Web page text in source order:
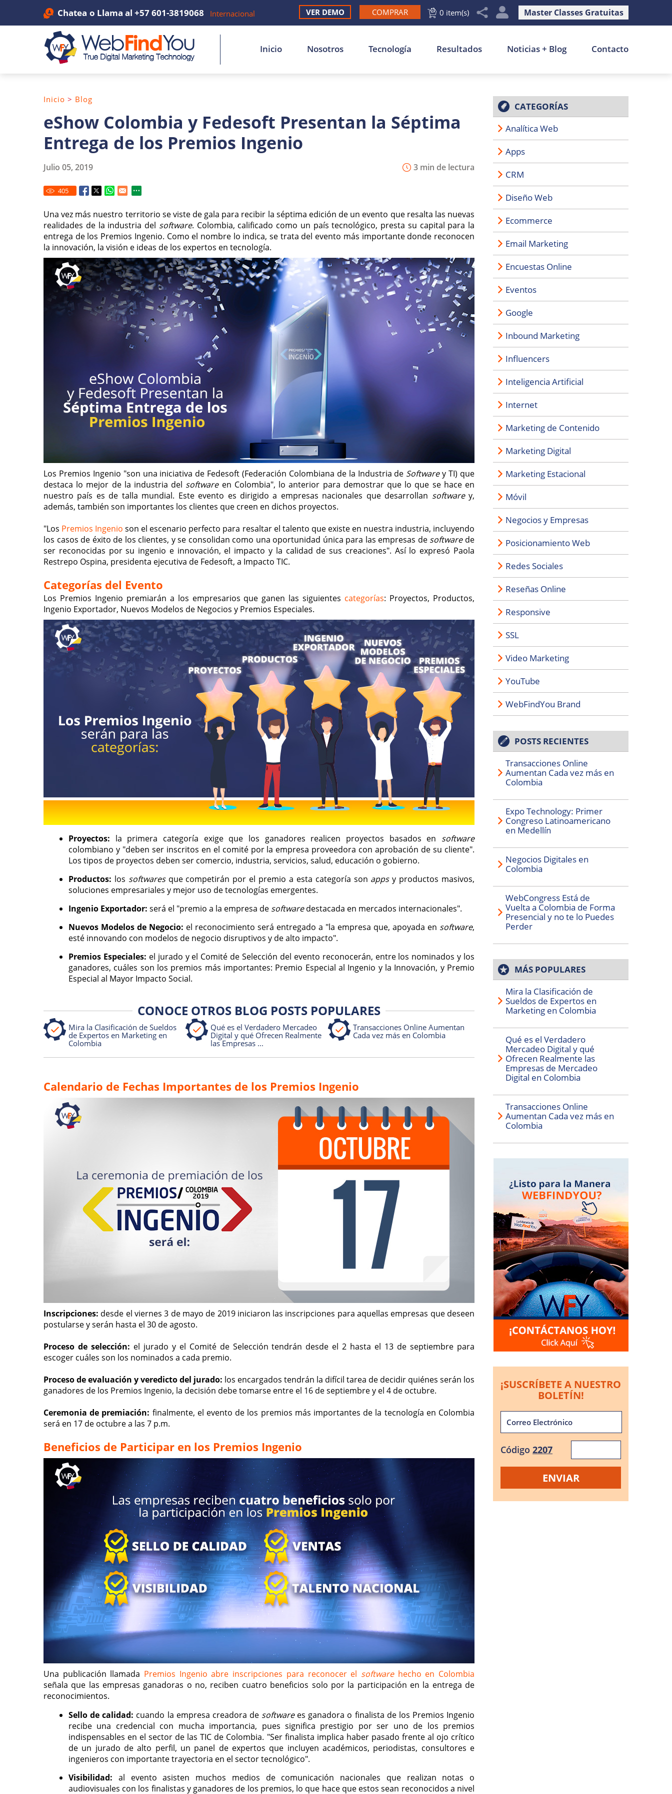
Chatea o Llama al +57 601-3819068 Internacional Master Classes Gratuitas
0 item(s)
COMPRAR
VER DEMO
Inicio Nosotros Tecnología Resultados Noticias + Blog Contacto
eShow Colombia y Fedesoft Presentan la Séptima
Entrega de los Premios Ingenio
Inicio > Blog
3 min de lectura
Julio 05, 2019
405
Una vez más nuestro territorio se viste de gala para recibir la séptima edición de un evento que resalta las nuevas
realidades de la industria del software. Colombia, calificado como un país tecnológico, presta su capital para la
entrega de los Premios Ingenio. Como el nombre lo indica, se trata del evento más importante donde reconocen
la innovación, la visión e ideas de los expertos en tecnología.
Los Premios Ingenio "son una iniciativa de Fedesoft (Federación Colombiana de la Industria de Softwarey TI) que
destaca lo mejor de la industria del softwareen Colombia", lo anterior para demostrar que lo que se hace en
nuestro país es de talla mundial. Este evento es dirigido a empresas nacionales que desarrollan softwarey,
además, también son importantes los clientes que creen en dichos proyectos.
"Los Premios Ingenio son el escenario perfecto para resaltar el talento que existe en nuestra industria, incluyendo
los casos de éxito de los clientes, y se consolidan como una oportunidad única para las empresas de softwarede
ser reconocidas por su ingenio e innovación, el impacto y la calidad de sus creaciones". Así lo expresó Paola
Restrepo Ospina, presidenta ejecutiva de Fedesoft, a Impacto TIC.
Categorías del Evento
Los Premios Ingenio premiarán a los empresarios que ganen las siguientes categorías: Proyectos, Productos,
Ingenio Exportador, Nuevos Modelos de Negocios y Premios Especiales.
Proyectos: la primera categoría exige que los ganadores realicen proyectos basados en software
colombiano y "deben ser inscritos en el comité por la empresa proveedora con aprobación de su cliente".
Los tipos de proyectos deben ser comercio, industria, servicios, salud, educación o gobierno.
Productos: los softwaresque competirán por el premio a esta categoría son appsy productos masivos,
soluciones empresariales y mejor uso de tecnologías emergentes.
Ingenio Exportador: será el "premio a la empresa de softwaredestacada en mercados internacionales".
Nuevos Modelos de Negocio: el reconocimiento será entregado a "la empresa que, apoyada en software,
esté innovando con modelos de negocio disruptivos y de alto impacto".
Premios Especiales: el jurado y el Comité de Selección del evento reconocerán, entre los nominados y los
ganadores, cuáles son los premios más importantes: Premio Especial al Ingenio y la Innovación, y Premio
Especial al Mayor Impacto Social.
CONOCE OTROS BLOG POSTS POPULARES
Mira la Clasificación de Sueldos
de Expertos en Marketing en
Colombia
Qué es el Verdadero Mercadeo
Digital y qué Ofrecen Realmente
las Empresas ...
Transacciones Online Aumentan
Cada vez más en Colombia
Calendario de Fechas Importantes de los Premios Ingenio
Inscripciones: desde el viernes 3 de mayo de 2019 iniciaron las inscripciones para aquellas empresas que deseen
postularse y serán hasta el 30 de agosto.
Proceso de selección: el jurado y el Comité de Selección tendrán desde el 2 hasta el 13 de septiembre para
escoger cuáles son los nominados a cada premio.
Proceso de evaluación y veredicto del jurado: los encargados tendrán la difícil tarea de decidir quiénes serán los
ganadores de los Premios Ingenio, la decisión debe tomarse entre el 16 de septiembre y el 4 de octubre.
Ceremonia de premiación: finalmente, el evento de los premios más importantes de la tecnología en Colombia
será en 17 de octubre a las 7 p.m.
Beneficios de Participar en los Premios Ingenio
Una publicación llamada Premios Ingenio abre inscripciones para reconocer el softwarehecho en Colombia
señala que las empresas ganadoras o no, reciben cuatro beneficios solo por la participación en la entrega de
reconocimientos.
Sello de calidad: cuando la empresa creadora de softwarees ganadora o finalista de los Premios Ingenio
recibe una credencial con mucha importancia, pues significa prestigio por ser uno de los premios
indispensables en el sector de las TIC de Colombia. "Ser finalista implica haber pasado frente al ojo crítico
de un jurado de alto perfil, un panel de expertos que incluyen académicos, periodistas, consultores e
ingenieros con importante trayectoria en el sector tecnológico".
Visibilidad: al evento asisten muchos medios de comunicación nacionales que realizan notas o
audiovisuales con los finalistas y ganadores de los premios, lo que hace que estos sean reconocidos a nivel
CATEGORÍAS
Analítica Web
Apps
CRM
Diseño Web
Ecommerce
Email Marketing
Encuestas Online
Eventos
Google
Inbound Marketing
Influencers
Inteligencia Artificial
Internet
Marketing de Contenido
Marketing Digital
Marketing Estacional
Móvil
Negocios y Empresas
Posicionamiento Web
Redes Sociales
Reseñas Online
Responsive
SSL
Video Marketing
YouTube
WebFindYou Brand
POSTS RECIENTES
Transacciones Online
Aumentan Cada vez más en
Colombia
Expo Technology: Primer
Congreso Latinoamericano
en Medellín
Negocios Digitales en
Colombia
WebCongress Está de
Vuelta a Colombia de Forma
Presencial y no te lo Puedes
Perder
MÁS POPULARES
Mira la Clasificación de
Sueldos de Expertos en
Marketing en Colombia
Qué es el Verdadero
Mercadeo Digital y qué
Ofrecen Realmente las
Empresas de Mercadeo
Digital en Colombia
Transacciones Online
Aumentan Cada vez más en
Colombia
¡SUSCRÍBETE A NUESTRO
BOLETÍN!
Código 2207